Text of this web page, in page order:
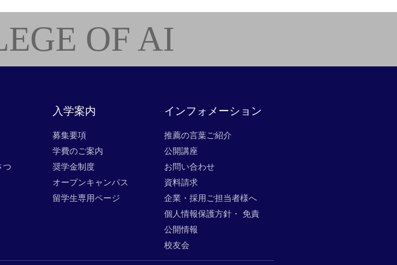
OF AI
つ
入学案内
募集要項
学費のご案内
奨学金制度
オープンキャンパス
留学生専用ページ
インフォメーション
推薦の言葉ご紹介
公開講座
お問い合わせ
資料請求
企業・採用ご担当者様へ
個人情報保護方針・ 免責
公開情報
校友会